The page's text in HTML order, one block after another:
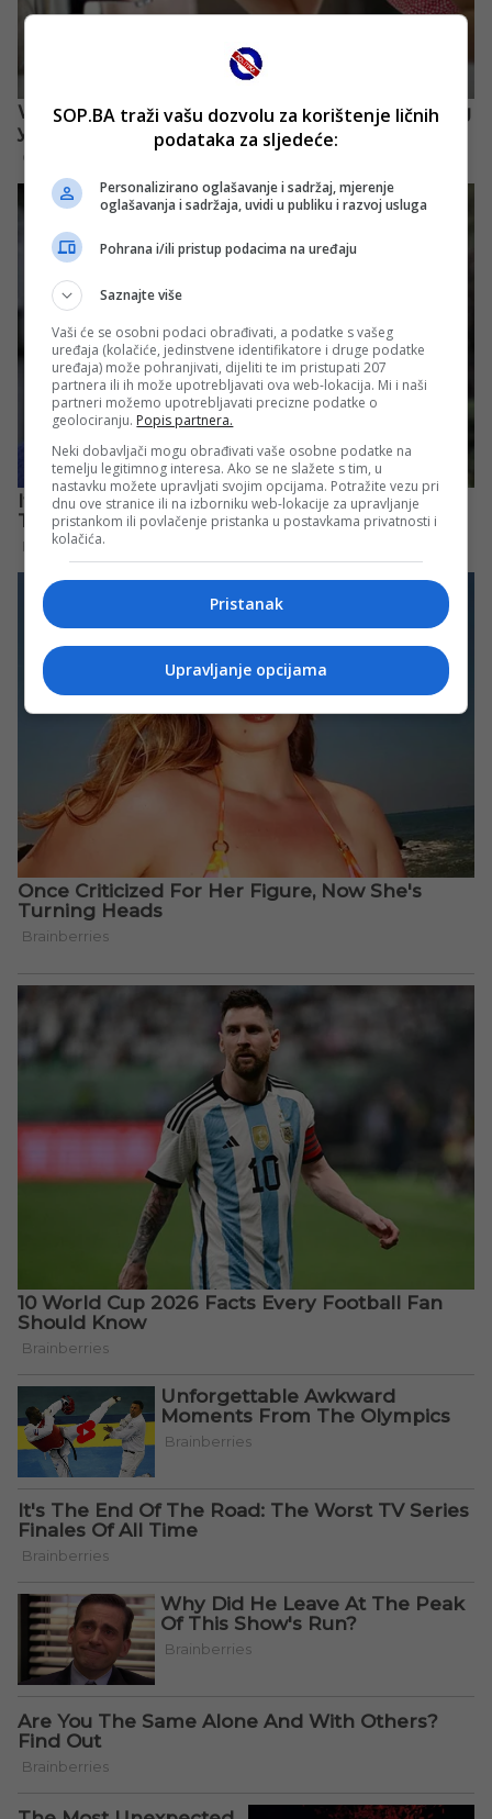
SOP.BA traži vašu dozvolu za korištenje ličnih
podataka za sljedeće:
Personalizirano oglašavanje i sadržaj, mjerenje
oglašavanja i sadržaja, uvidi u publiku i razvoj usluga
Pohrana i/ili pristup podacima na uređaju
Saznajte više
Vaši će se osobni podaci obrađivati, a podatke s vašeg
uređaja (kolačiće, jedinstvene identifikatore i druge podatke
uređaja) može pohranjivati, dijeliti te im pristupati 207
partnera ili ih može upotrebljavati ova web-lokacija. Mi i naši
partneri možemo upotrebljavati precizne podatke o
geolociranju. Popis partnera.
Neki dobavljači mogu obrađivati vaše osobne podatke na
temelju legitimnog interesa. Ako se ne slažete s tim, u
nastavku možete upravljati svojim opcijama. Potražite vezu pri
dnu ove stranice ili na izborniku web-lokacije za upravljanje
pristankom ili povlačenje pristanka u postavkama privatnosti i
kolačića.
Pristanak
Upravljanje opcijama